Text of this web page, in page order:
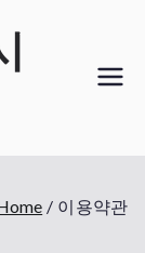
이용약관